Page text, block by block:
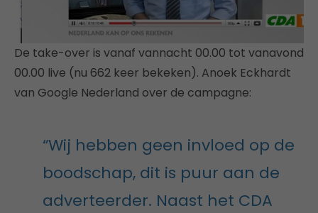
De take-over is vanaf vannacht 00.00 tot vanavond
00.00 live (nu 662 keer bekeken). Anoek Eckhardt
van Google Nederland over de campagne:
“Wij hebben geen invloed op de
boodschap, dit is puur aan de
adverteerder. Naast het CDA